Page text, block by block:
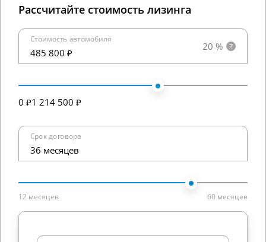
Рассчитайте стоимость лизинга
Стоимость автомобиля
485 800 ₽
20 %
0 ₽1 214 500 ₽
Срок договора
36 месяцев
12 месяцев 60 месяцев